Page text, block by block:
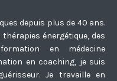
depuis plus de 40 ans.
énergétique, des
en médecine
en coaching, je suis
Je travaille en